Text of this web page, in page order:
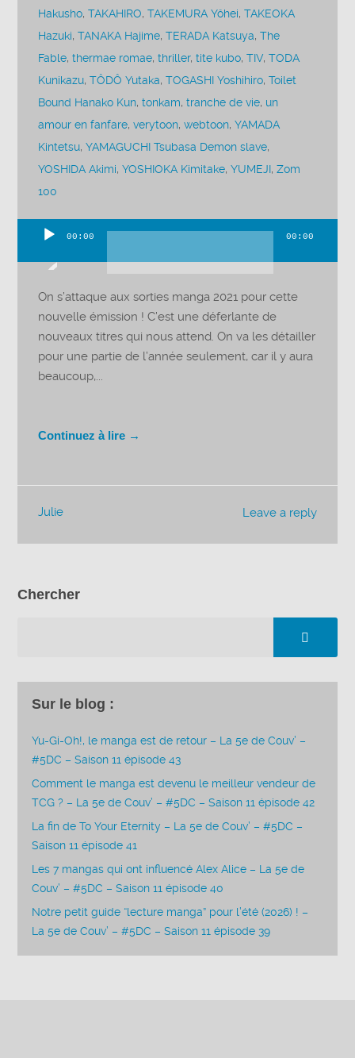
Hakusho,TAKAHIRO,TAKEMURA Yôhei,TAKEOKA
Hazuki,TANAKA Hajime,TERADA Katsuya,The
Fable,thermae romae,thriller,tite kubo,TIV,TODA
Kunikazu,TÔDÔ Yutaka,TOGASHI Yoshihiro,Toilet
Bound Hanako Kun,tonkam,tranche de vie, un
amour en fanfare,verytoon,webtoon,YAMADA
Kintetsu,YAMAGUCHI Tsubasa Demon slave,
YOSHIDA Akimi,YOSHIOKA Kimitake,YUMEJI,Zom
100
audio
00:00 00:00
On s’attaque aux sorties manga 2021 pour cette
nouvelle émission ! C’est une déferlante de
nouveaux titres qui nous attend. On va les détailler
pour une partie de l’année seulement, car il y aura
beaucoup,...
Continuez à lire →
Leave a reply
Julie
Chercher
Sur le blog :
Yu-Gi-Oh!, le manga est de retour – La 5e de Couv’ –
#5DC – Saison 11 épisode 43
Comment le manga est devenu le meilleur vendeur de
TCG ? – La 5e de Couv’ – #5DC – Saison 11 épisode 42
La fin de To Your Eternity – La 5e de Couv’ – #5DC –
Saison 11 épisode 41
Les 7 mangas qui ont influencé Alex Alice – La 5e de
Couv’ – #5DC – Saison 11 épisode 40
Notre petit guide “lecture manga” pour l’été (2026) ! –
La 5e de Couv’ – #5DC – Saison 11 épisode 39